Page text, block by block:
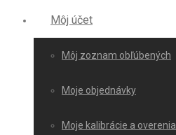
Môj účet
Môj zoznam obľúbených
Moje objednávky
Moje kalibrácie a overenia